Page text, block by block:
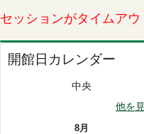
セッションがタイムアウ
開館日カレンダー
中央
他を
8月